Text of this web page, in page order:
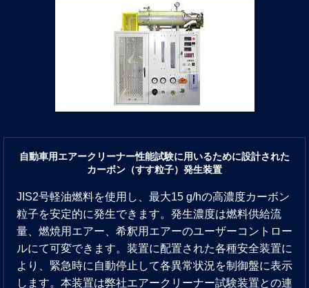
自動車用エアークリーナー性能試験に用いるために設計された
カーボン（すす粒子）発生装置
JIS2号軽油燃料を使用し、最大15 g/hの高濃度カーボン
粒子を安定的に発生できます。発生濃度は燃料供給流
量、燃焼用エアー、希釈用エアーのユーザーコントロー
ルにて可変できます。装置に配置された各種安全装置に
より、緊急時に自動停止して各異常状況を制御盤に表示
します。本装置は弊社エアークリーナー試験装置との連